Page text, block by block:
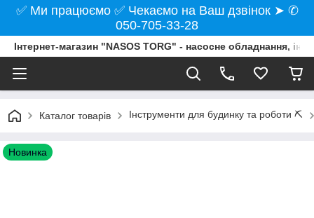
✅ Ми працюємо ✅ Чекаємо на Ваш дзвінок ➤ ✆
050-705-33-28
Інтернет-магазин "NASOS TORG" - насосне обладнання,
Каталог товарів Інструменти для будинку та роботи ⛏️
Новинка